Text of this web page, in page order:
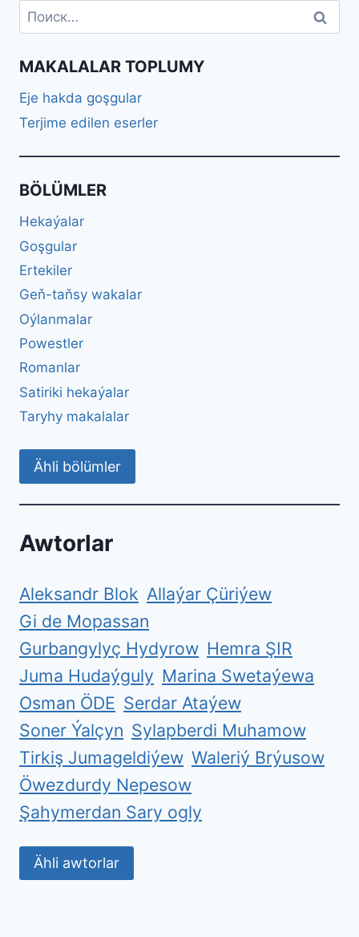
Найти:
MAKALALAR TOPLUMY
Eje hakda goşgular
Terjime edilen eserler
BÖLÜMLER
Hekaýalar
Goşgular
Ertekiler
Geň-taňsy wakalar
Oýlanmalar
Powestler
Romanlar
Satiriki hekaýalar
Taryhy makalalar
Ähli bölümler
Awtorlar
Aleksandr Blok Allaýar Çüriýew
Gi de Mopassan
Gurbangylyç Hydyrow Hemra ŞIR
Juma Hudaýguly Marina Swetaýewa
Osman ÖDE Serdar Ataýew
Soner Ýalçyn Sylapberdi Muhamow
Tirkiş Jumageldiýew Waleriý Brýusow
Öwezdurdy Nepesow
Şahymerdan Sary ogly
Ähli awtorlar